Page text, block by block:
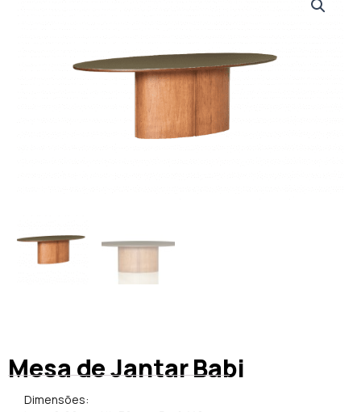
Mesa de Jantar Babi
Dimensões: